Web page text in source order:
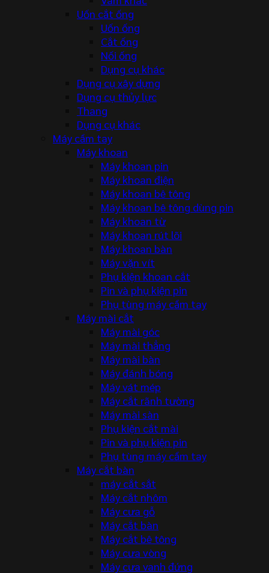
Uốn cắt ống
Uốn ống
Cắt ống
Nối ống
Dụng cụ khác
Dụng cụ xây dựng
Dụng cụ thủy lực
Thang
Dụng cụ khác
Máy cầm tay
Máy khoan
Máy khoan pin
Máy khoan điện
Máy khoan bê tông
Máy khoan bê tông dùng pin
Máy khoan từ
Máy khoan rút lõi
Máy khoan bàn
Máy vặn vít
Phụ kiện khoan cắt
Pin và phụ kiện pin
Phụ tùng máy cầm tay
Máy mài cắt
Máy mài góc
Máy mài thẳng
Máy mài bàn
Máy đánh bóng
Máy vát mép
Máy cắt rãnh tường
Máy mài sàn
Phụ kiện cắt mài
Pin và phụ kiện pin
Phụ tùng máy cầm tay
Máy cắt bàn
máy cắt sắt
Máy cắt nhôm
Máy cưa gỗ
Máy cắt bàn
Máy cắt bê tông
Máy cưa vòng
Máy cưa vanh đứng